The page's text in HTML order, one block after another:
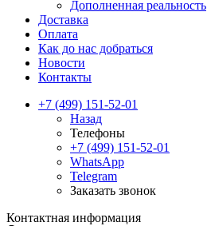
Дополненная реальность
Доставка
Оплата
Как до нас добраться
Новости
Контакты
+7 (499) 151-52-01
Назад
Телефоны
+7 (499) 151-52-01
WhatsApp
Telegram
Заказать звонок
Контактная информация